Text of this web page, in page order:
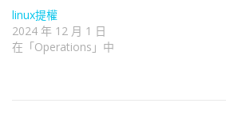
linux提權
2024 年 12 月 1 日
在「Operations」中